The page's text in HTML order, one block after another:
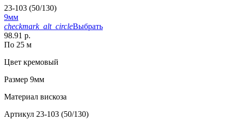
23-103 (50/130)
9мм
checkmark_alt_circleВыбрать
98.91 р.
По 25 м
Цвет кремовый
Размер 9мм
Материал вискоза
Артикул 23-103 (50/130)